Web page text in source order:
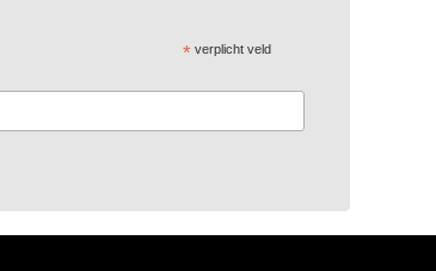
*verplicht veld